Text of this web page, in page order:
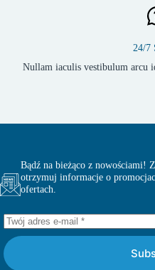
24/7
Nullam iaculis vestibulum arcu
Bądź na bieżąco z nowościami!
otrzymuj informacje o
ofertach.